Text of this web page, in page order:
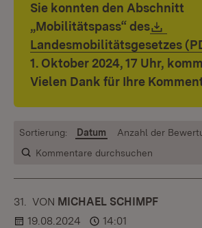
Sie konnten den Abschnitt
„Mobilitätspass“ des
Landesmobilitätsgesetzes
1. Oktober 2024, 17 Uhr,
Vielen Dank für Ihre
Kommentare durchsuchen
Sortierung: Datum Anzahl der
31. KOMMENTAR
VON :MICHAEL SCHIMPF
19.08.2024
14:01